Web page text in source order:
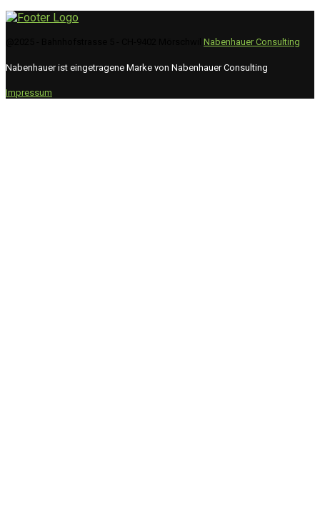
Nabenhauer Consulting
Nabenhauer ist eingetragene Marke von Nabenhauer Consulting
Impressum